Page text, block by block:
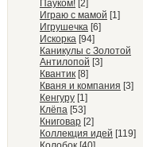
Пауком! [2]
Играю с мамой [1]
Игрушечка [6]
Искорка [94]
Каникулы с Золотой
Антилопой [3]
Квантик [8]
Кваня и компания [3]
Кенгуру [1]
Клёпа [53]
Книговар [2]
Коллекция идей [119]